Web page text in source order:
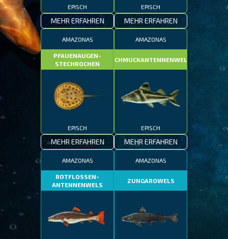
EPISCH
MEHR ERFAHREN
EPISCH
MEHR ERFAHREN
AMAZONAS
PFAUENAUGEN-
STECHROCHEN
EPISCH
MEHR ERFAHREN
AMAZONAS
SCHMUCKANTENNENWELS
EPISCH
MEHR ERFAHREN
AMAZONAS
ROTFLOSSEN-
ANTENNENWELS
AMAZONAS
ZUNGAROWELS